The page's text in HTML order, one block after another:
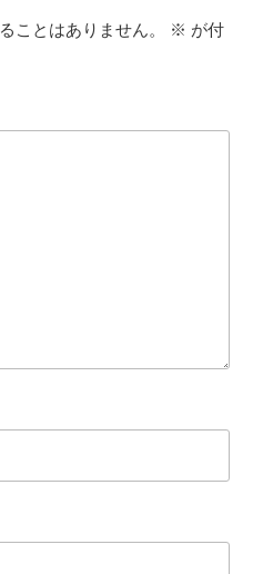
ことはありません。 ※ が付